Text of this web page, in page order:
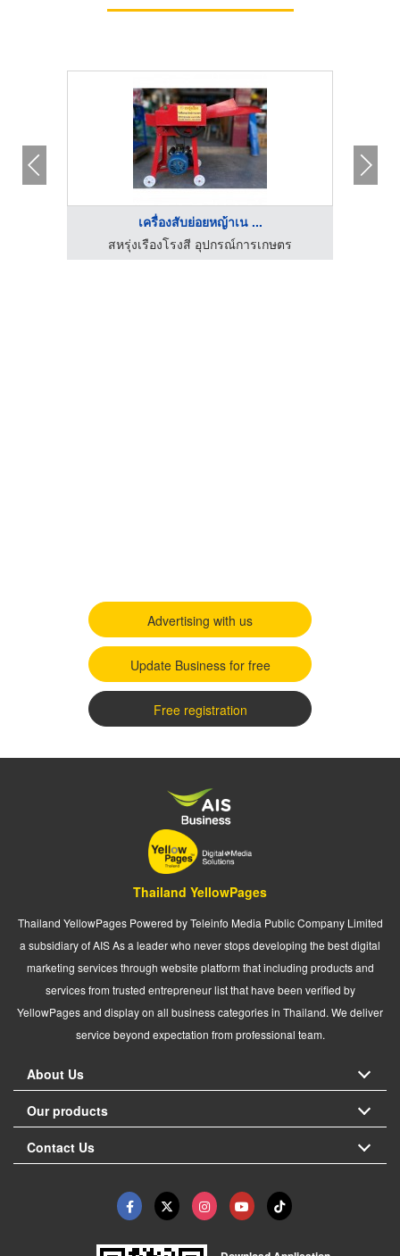
เครื่องสับย่อยหญ้าเน ...
สหรุ่งเรืองโรงสี อุปกรณ์การเกษตร
Advertising with us
Update Business for free
Free registration
Thailand YellowPages
Thailand YellowPages Powered by Teleinfo Media Public Company Limited
a subsidiary of AIS As a leader who never stops developing the best digital
marketing services through website platform that including products and
services from trusted entrepreneur list that have been verified by
YellowPages and display on all business categories in Thailand. We deliver
service beyond expectation from professional team.
About Us
Our products
Contact Us